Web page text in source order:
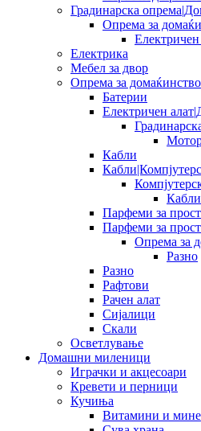
Градинарска
Опрема за
Електричен
Електрика
Мебел за двор
Опрема за домаќинство
Батерии
Електричен
Кабли
Кабли
Парфеми за
Парфеми за
Опрема за
Разно
Разно
Рафтови
Рачен алат
Сијалици
Скали
Осветлување
Домашни миленици
Играчки и акцесоари
Кревети и перници
Кучиња
Витамини и